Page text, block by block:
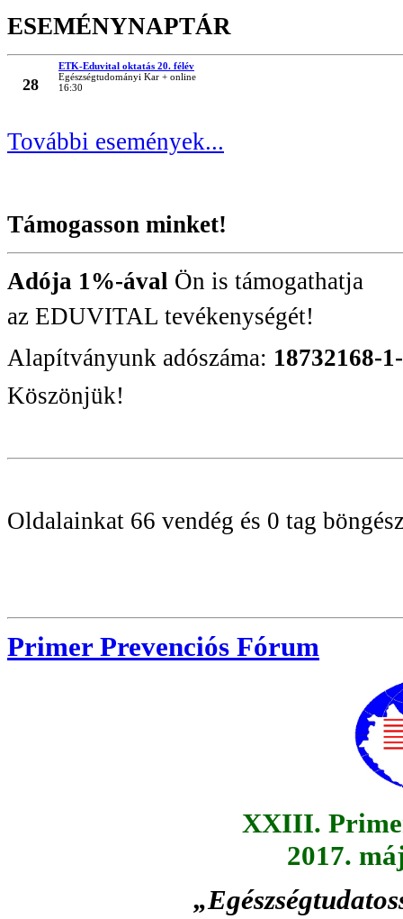
ESEMÉNYNAPTÁR
28
ETK-Eduvital oktatás 20. félév
Egészségtudományi Kar + online
16:30
További események...
Támogasson minket!
Adója 1%-ával Ön is támogathatja
az EDUVITAL tevékenységét!
Alapítványunk adószáma: 18732168-
Köszönjük!
Oldalainkat 66 vendég és 0 tag
Primer Prevenciós Fórum
XXIII.
2017.